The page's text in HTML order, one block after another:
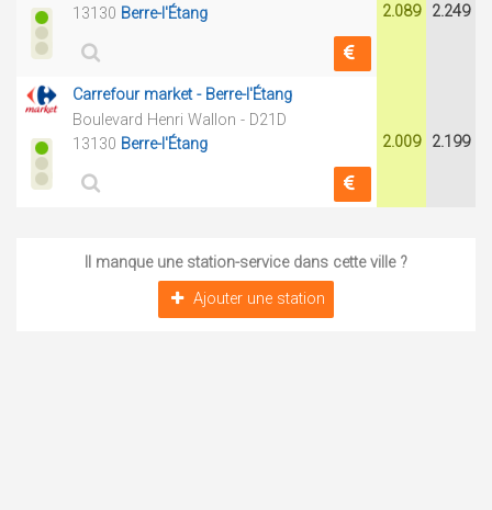
13130 Berre-l'Étang 2.089 2.249
Carrefour market - Berre-l'Étang
Boulevard Henri Wallon - D21D
13130 Berre-l'Étang 2.009 2.199
Il manque une station-service dans cette ville ?
Ajouter une station